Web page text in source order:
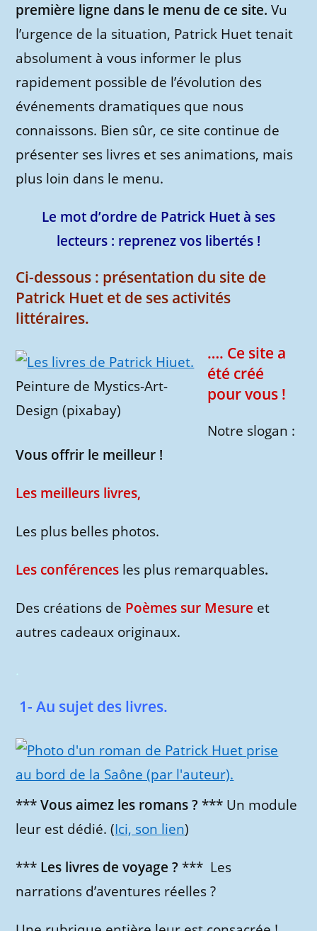
première ligne dans le menu de ce site. Vu
l’urgence de la situation, Patrick Huet tenait
absolument à vous informer le plus
rapidement possible de l’évolution des
événements dramatiques que nous
connaissons. Bien sûr, ce site continue de
présenter ses livres et ses animations, mais
plus loin dans le menu.
Le mot d’ordre de Patrick Huet à ses
lecteurs : reprenez vos libertés !
Ci-dessous : présentation du site de
Patrick Huet et de ses activités
littéraires.
Peinture de Mystics-Art-
Design (pixabay)
…. Ce site a
été créé
pour vous !
Notre slogan :
Vous offrir le meilleur !
Les meilleurs livres,
Les plus belles photos.
Les conférences les plus remarquables.
Des créations de Poèmes sur Mesure et
autres cadeaux originaux.
.
1- Au sujet des livres.
***Vous aimez les romans ? *** Un module
leur est dédié. (Ici, son lien)
*** Les livres de voyage ? *** Les
narrations d’aventures réelles ?